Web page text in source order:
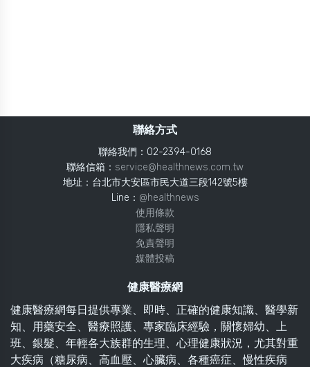
聯絡方式
聯絡我們：02-2394-0168
聯絡信箱： service@healthnews.com.tw
地址：台北市大安區市民大道三段142號5樓
Line： @healthnews
使用條款
隱私聲明
免責聲明
媒體投稿
健康醫療網
健康醫療網每日提供專業、即時、正確的健康知識、醫學新
知、用藥安全、醫療照護、專家臨床經驗，關懷婦幼、上
班、銀髮、年輕各大族群的生理、心理健康狀況，尤其對重
大疾病（糖尿病、高血壓、心臟病、各種癌症、慢性疾病